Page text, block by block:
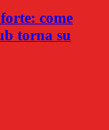
come
torna su